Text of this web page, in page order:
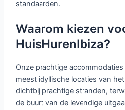
standaarden.
Waarom kiezen
HuisHurenIbiza?
Onze prachtige
meest idyllische locaties van
dichtbij prachtige stranden,
de buurt van de levendige